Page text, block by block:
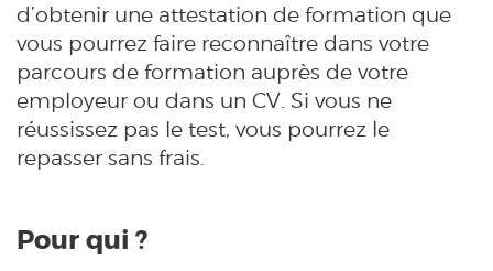
d’obtenir une attestation de formation que
vous pourrez faire reconnaître dans votre
parcours de formation auprès de votre
employeur ou dans un CV. Si vous ne
réussissez pas le test, vous pourrez le
repasser sans frais.
Pour qui ?